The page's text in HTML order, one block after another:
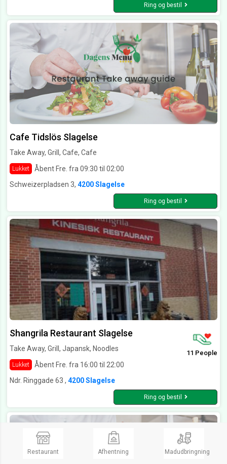
Ring og bestil
Cafe Tidslös Slagelse
Take Away, Grill, Cafe, Cafe
Lukket
Åbent Fre. fra 09:30 til 02:00
Schweizerpladsen 3, 4200 Slagelse
Ring og bestil
Shangrila Restaurant Slagelse
Take Away, Grill, Japansk, Noodles
Lukket Åbent Fre. fra 16:00 til 22:00
11 People
Ndr. Ringgade 63 , 4200 Slagelse
Ring og bestil
Restaurant Afhentning Madudbringning